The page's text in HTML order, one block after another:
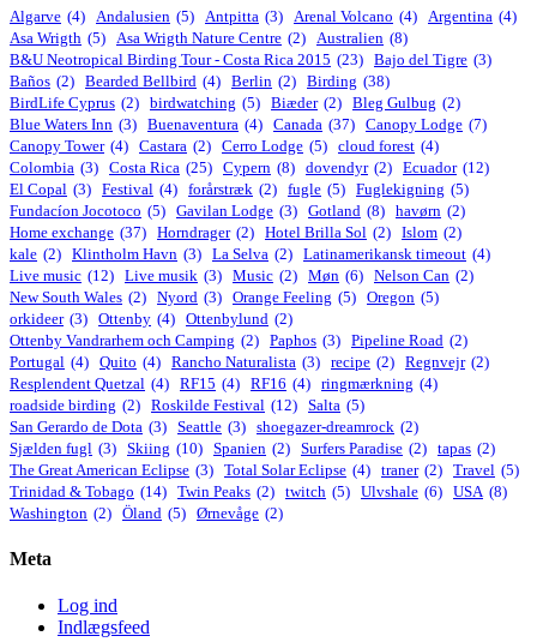
Algarve (4) Andalusien (5) Antpitta (3) Arenal Volcano (4) Argentina (4)
Asa Wrigth (5) Asa Wrigth Nature Centre (2) Australien (8)
B&U Neotropical Birding Tour - Costa Rica 2015 (23) Bajo del Tigre (3)
Baños (2) Bearded Bellbird (4) Berlin (2) Birding (38)
BirdLife Cyprus (2) birdwatching (5) Biæder (2) Bleg Gulbug (2)
Blue Waters Inn (3) Buenaventura (4) Canada (37) Canopy Lodge (7)
Canopy Tower (4) Castara (2) Cerro Lodge (5) cloud forest (4)
Colombia (3) Costa Rica (25) Cypern (8) dovendyr (2) Ecuador (12)
El Copal (3) Festival (4) forårstræk (2) fugle (5) Fuglekigning (5)
Fundacíon Jocotoco (5) Gavilan Lodge (3) Gotland (8) havørn (2)
Home exchange (37) Horndrager (2) Hotel Brilla Sol (2) Islom (2)
kale (2) Klintholm Havn (3) La Selva (2) Latinamerikansk timeout (4)
Live music (12) Live musik (3) Music (2) Møn (6) Nelson Can (2)
New South Wales (2) Nyord (3) Orange Feeling (5) Oregon (5)
orkideer (3) Ottenby (4) Ottenbylund (2)
Ottenby Vandrarhem och Camping (2) Paphos (3) Pipeline Road (2)
Portugal (4) Quito (4) Rancho Naturalista (3) recipe (2) Regnvejr (2)
Resplendent Quetzal (4) RF15 (4) RF16 (4) ringmærkning (4)
roadside birding (2) Roskilde Festival (12) Salta (5)
San Gerardo de Dota (3) Seattle (3) shoegazer-dreamrock (2)
Sjælden fugl (3) Skiing (10) Spanien (2) Surfers Paradise (2) tapas (2)
The Great American Eclipse (3) Total Solar Eclipse (4) traner (2) Travel (5)
Trinidad & Tobago (14) Twin Peaks (2) twitch (5) Ulvshale (6) USA (8)
Washington (2) Öland (5) Ørnevåge (2)
Meta
Log ind
Indlægsfeed